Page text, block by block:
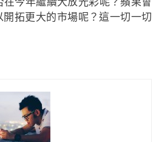
開拓更大的市場呢？這一切一切